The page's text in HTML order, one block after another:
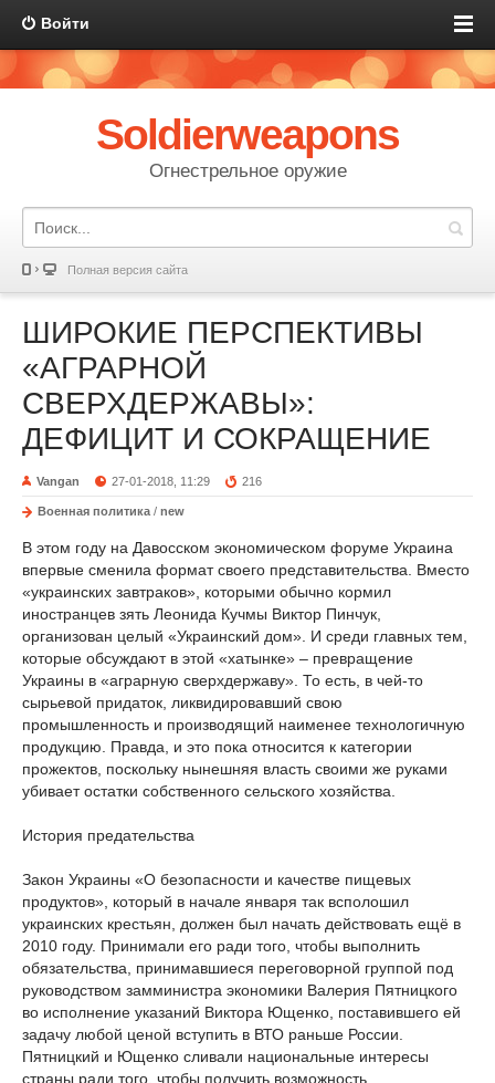
Войти
Soldierweapons
Огнестрельное оружие
Полная версия сайта
ШИРОКИЕ ПЕРСПЕКТИВЫ
«АГРАРНОЙ
СВЕРХДЕРЖАВЫ»:
ДЕФИЦИТ И СОКРАЩЕНИЕ
Vangan 27-01-2018, 11:29 216
Военная политика / new
В этом году на Давосском экономическом форуме Украина
впервые сменила формат своего представительства. Вместо
«украинских завтраков», которыми обычно кормил
иностранцев зять Леонида Кучмы Виктор Пинчук,
организован целый «Украинский дом». И среди главных тем,
которые обсуждают в этой «хатынке» – превращение
Украины в «аграрную сверхдержаву». То есть, в чей-то
сырьевой придаток, ликвидировавший свою
промышленность и производящий наименее технологичную
продукцию. Правда, и это пока относится к категории
прожектов, поскольку нынешняя власть своими же руками
убивает остатки собственного сельского хозяйства.
История предательства
Закон Украины «О безопасности и качестве пищевых
продуктов», который в начале января так всполошил
украинских крестьян, должен был начать действовать ещё в
2010 году. Принимали его ради того, чтобы выполнить
обязательства, принимавшиеся переговорной группой под
руководством замминистра экономики Валерия Пятницкого
во исполнение указаний Виктора Ющенко, поставившего ей
задачу любой ценой вступить в ВТО раньше России.
Пятницкий и Ющенко сливали национальные интересы
страны ради того, чтобы получить возможность